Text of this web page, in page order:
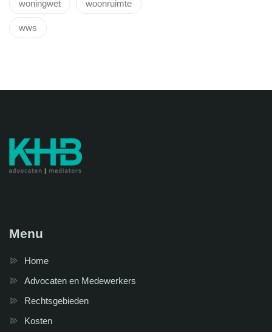
woningwet woonruimte
wws
Menu
Home
Advocaten en Medewerkers
Rechtsgebieden
Kosten